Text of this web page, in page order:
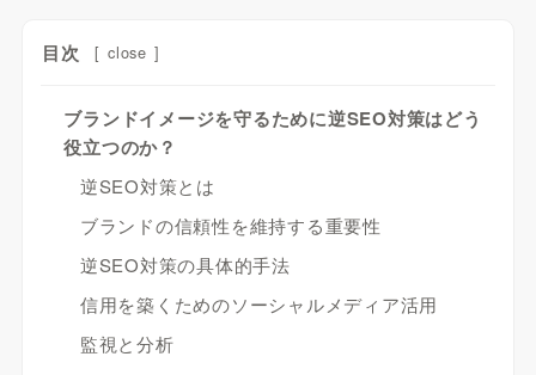
目次 [ close ]
ブランドイメージを守るために逆SEO対策はどう
役立つのか？
逆SEO対策とは
ブランドの信頼性を維持する重要性
逆SEO対策の具体的手法
信用を築くためのソーシャルメディア活用
監視と分析